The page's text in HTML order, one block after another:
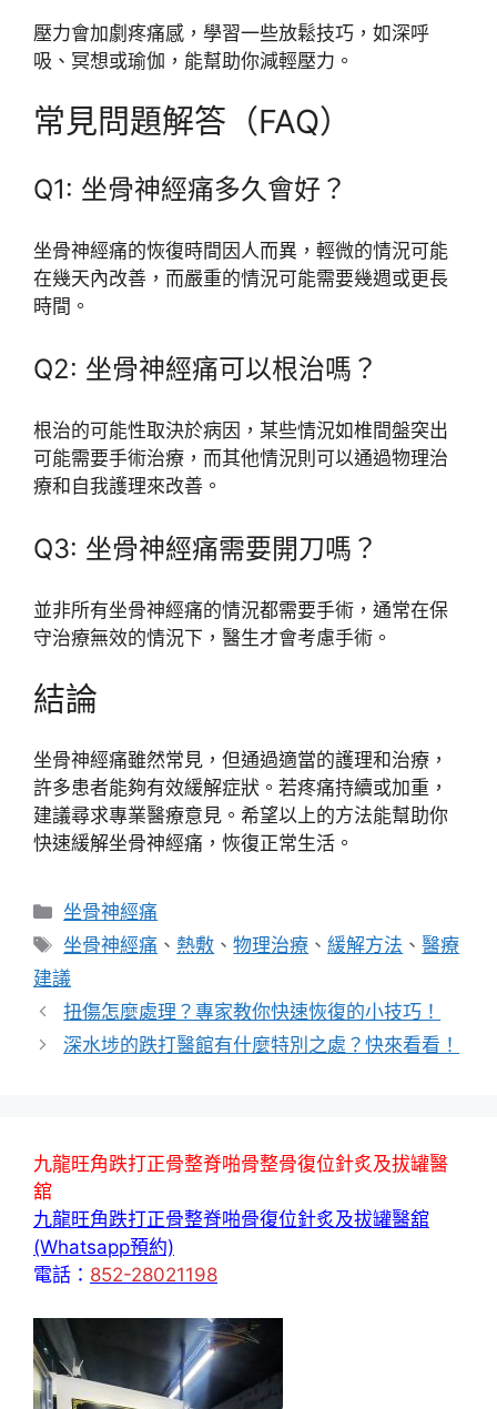
壓力會加劇疼痛感，學習一些放鬆技巧，如深呼
吸、冥想或瑜伽，能幫助你減輕壓力。
常見問題解答（FAQ）
Q1: 坐骨神經痛多久會好？
坐骨神經痛的恢復時間因人而異，輕微的情況可能
在幾天內改善，而嚴重的情況可能需要幾週或更長
時間。
Q2: 坐骨神經痛可以根治嗎？
根治的可能性取決於病因，某些情況如椎間盤突出
可能需要手術治療，而其他情況則可以通過物理治
療和自我護理來改善。
Q3: 坐骨神經痛需要開刀嗎？
並非所有坐骨神經痛的情況都需要手術，通常在保
守治療無效的情況下，醫生才會考慮手術。
結論
坐骨神經痛雖然常見，但通過適當的護理和治療，
許多患者能夠有效緩解症狀。若疼痛持續或加重，
建議尋求專業醫療意見。希望以上的方法能幫助你
快速緩解坐骨神經痛，恢復正常生活。
分
類
坐骨神經痛
標
籤
坐骨神經痛 、 熱敷 、物理治療 、緩解方法 、醫療
建議
扭傷怎麼處理？專家教你快速恢復的小技巧！
深水埗的跌打醫館有什麼特別之處？快來看看！
九龍旺角跌打正骨整脊啪骨整骨復位針炙及拔罐醫
舘
九龍旺角跌打正骨整脊啪骨復位針炙及拔罐醫舘
(Whatsapp預約)
電話： 852-28021198